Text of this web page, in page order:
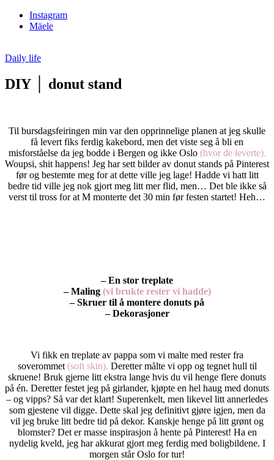
Instagram
Mäele
Daily life
DIY │ donut stand
Til bursdagsfeiringen min var den opprinnelige planen at jeg skulle
få levert fiks ferdig kakebord, men det viste seg å bli en
misforståelse da jeg bodde i Bergen og ikke Oslo (hvor de leverte).
Woupsi, shit happens! Jeg har sett bilder av donut stands på Pinterest
før og bestemte meg for at dette ville jeg lage! Hadde vi hatt litt
bedre tid ville jeg nok gjort meg litt mer flid, men… Det ble ikke så
verst til tross for at M monterte det 30 min før festen startet! Heh…
– En stor treplate
– Maling (vi brukte rester vi hadde)
– Skruer til å montere donuts på
– Dekorasjoner
Vi fikk en treplate av pappa som vi malte med rester fra
soverommet (soft skin). Deretter målte vi opp og tegnet hull til
skruene! Bruk gjerne litt ekstra lange hvis du vil henge flere donuts
på én. Deretter festet jeg på girlander, kjøpte en hel haug med donuts
– og vipps? Så var det klart! Superenkelt, men likevel litt annerledes
som gjestene vil digge. Dette skal jeg definitivt gjøre igjen, men da
vil jeg bruke litt bedre tid på dekor. Kanskje henge på litt grønt og
blomster? Det er masse inspirasjon å hente på Pinterest! Ha en
nydelig kveld, jeg har akkurat gjort meg ferdig med boligbildene. I
morgen står Oslo for tur!